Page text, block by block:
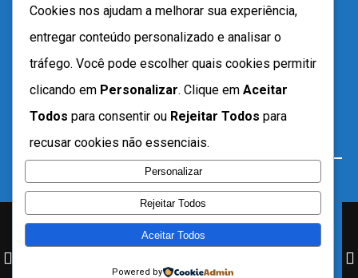
Cookies nos ajudam a melhorar sua experiência,
entregar conteúdo personalizado e analisar o
tráfego. Você pode escolher quais cookies permitir
clicando em Personalizar. Clique em Aceitar
Todos para consentir ou Rejeitar Todos para
recusar cookies não essenciais.
Personalizar
Rejeitar Todos
Aceitar Todos
Powered by